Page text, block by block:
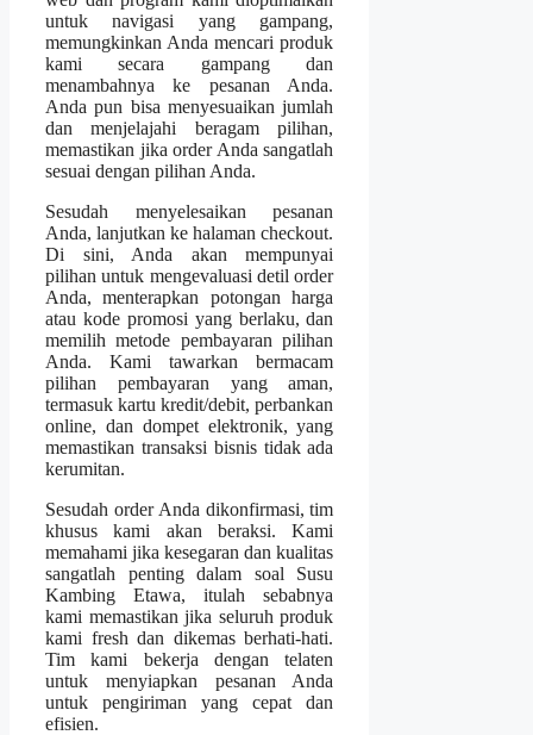
untuk navigasi yang gampang,
memungkinkan Anda mencari produk
kami secara gampang dan
menambahnya ke pesanan Anda.
Anda pun bisa menyesuaikan jumlah
dan menjelajahi beragam pilihan,
memastikan jika order Anda sangatlah
sesuai dengan pilihan Anda.
Sesudah menyelesaikan pesanan
Anda, lanjutkan ke halaman checkout.
Di sini, Anda akan mempunyai
pilihan untuk mengevaluasi detil order
Anda, menterapkan potongan harga
atau kode promosi yang berlaku, dan
memilih metode pembayaran pilihan
Anda. Kami tawarkan bermacam
pilihan pembayaran yang aman,
termasuk kartu kredit/debit, perbankan
online, dan dompet elektronik, yang
memastikan transaksi bisnis tidak ada
kerumitan.
Sesudah order Anda dikonfirmasi, tim
khusus kami akan beraksi. Kami
memahami jika kesegaran dan kualitas
sangatlah penting dalam soal Susu
Kambing Etawa, itulah sebabnya
kami memastikan jika seluruh produk
kami fresh dan dikemas berhati-hati.
Tim kami bekerja dengan telaten
untuk menyiapkan pesanan Anda
untuk pengiriman yang cepat dan
efisien.